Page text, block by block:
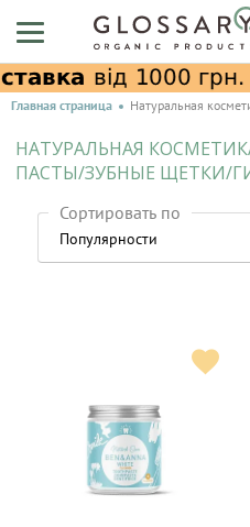
Главная страница Натуральная
НАТУРАЛЬНАЯ
ПАСТЫ/ЗУБНЫЕ ЩЕТКИ/
Сортировать по